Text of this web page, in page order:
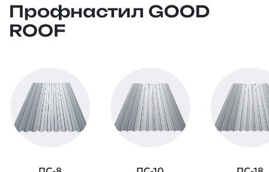
Профнастил GOOD
ROOF